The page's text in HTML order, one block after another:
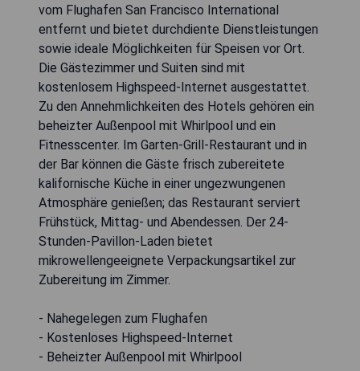
vom Flughafen San Francisco International
entfernt und bietet durchdiente Dienstleistungen
sowie ideale Möglichkeiten für Speisen vor Ort.
Die Gästezimmer und Suiten sind mit
kostenlosem Highspeed-Internet ausgestattet.
Zu den Annehmlichkeiten des Hotels gehören ein
beheizter Außenpool mit Whirlpool und ein
Fitnesscenter. Im Garten-Grill-Restaurant und in
der Bar können die Gäste frisch zubereitete
kalifornische Küche in einer ungezwungenen
Atmosphäre genießen; das Restaurant serviert
Frühstück, Mittag- und Abendessen. Der 24-
Stunden-Pavillon-Laden bietet
mikrowellengeeignete Verpackungsartikel zur
Zubereitung im Zimmer.
- Nahegelegen zum Flughafen
- Kostenloses Highspeed-Internet
- Beheizter Außenpool mit Whirlpool